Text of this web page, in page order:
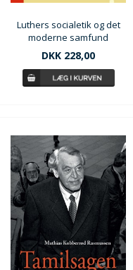
Luthers socialetik og det
moderne samfund
DKK 228,00